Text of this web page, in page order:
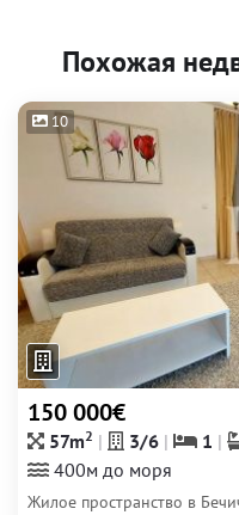
Похожая
10
150 000€
57m2 3/6 1
400м до моря
Жилое пространство в